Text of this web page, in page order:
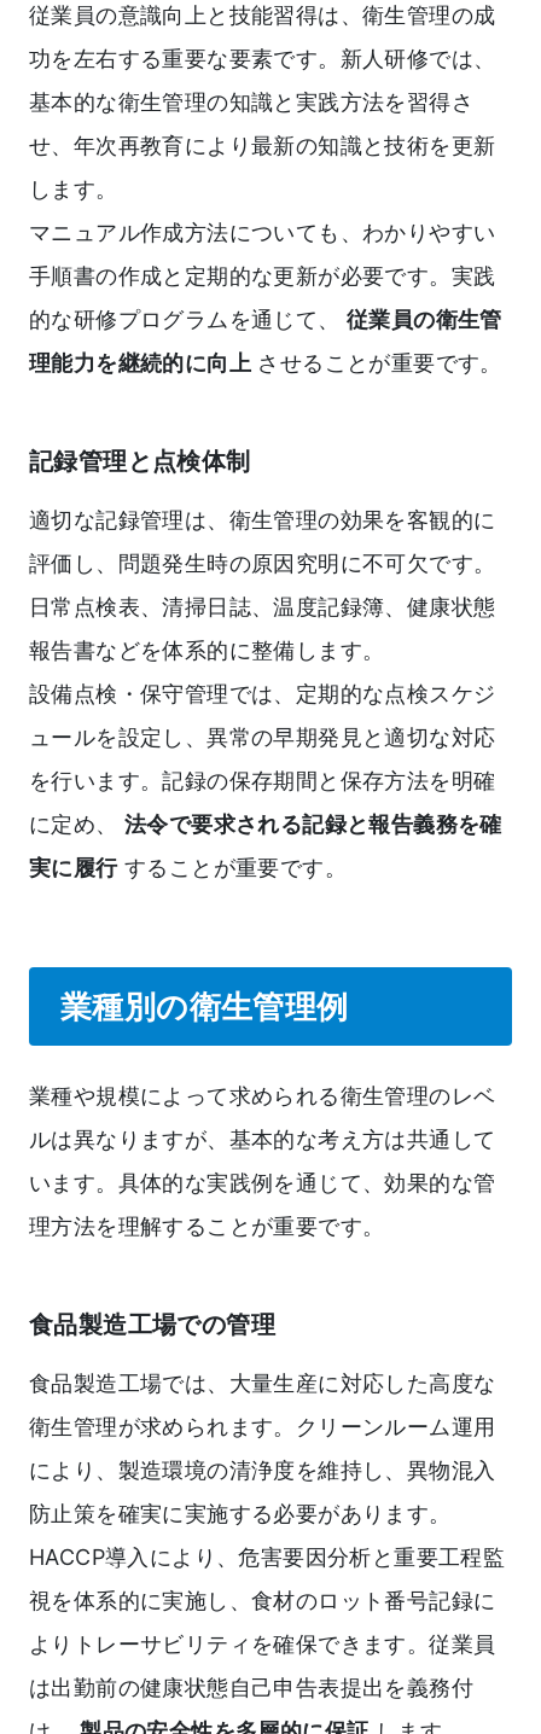
従業員の意識向上と技能習得は、衛生管理の成
功を左右する重要な要素です。新人研修では、
基本的な衛生管理の知識と実践方法を習得さ
せ、年次再教育により最新の知識と技術を更新
します。
マニュアル作成方法についても、わかりやすい
手順書の作成と定期的な更新が必要です。実践
的な研修プログラムを通じて、 従業員の衛生管
理能力を継続的に向上 させることが重要です。
記録管理と点検体制
適切な記録管理は、衛生管理の効果を客観的に
評価し、問題発生時の原因究明に不可欠です。
日常点検表、清掃日誌、温度記録簿、健康状態
報告書などを体系的に整備します。
設備点検・保守管理では、定期的な点検スケジ
ュールを設定し、異常の早期発見と適切な対応
を行います。記録の保存期間と保存方法を明確
に定め、 法令で要求される記録と報告義務を確
実に履行することが重要です。
業種別の衛生管理例
業種や規模によって求められる衛生管理のレベ
ルは異なりますが、基本的な考え方は共通して
います。具体的な実践例を通じて、効果的な管
理方法を理解することが重要です。
食品製造工場での管理
食品製造工場では、大量生産に対応した高度な
衛生管理が求められます。クリーンルーム運用
により、製造環境の清浄度を維持し、異物混入
防止策を確実に実施する必要があります。
HACCP導入により、危害要因分析と重要工程監
視を体系的に実施し、食材のロット番号記録に
よりトレーサビリティを確保できます。従業員
は出勤前の健康状態自己申告表提出を義務付